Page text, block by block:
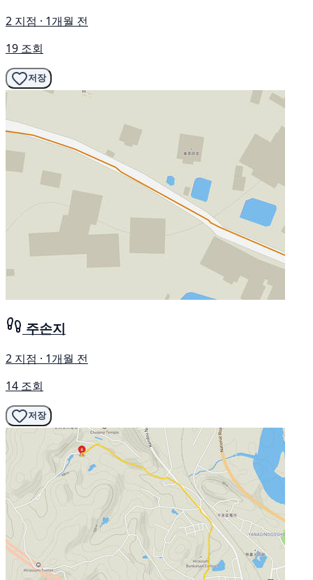
2 지점 · 1개월 전
19 조회
저장
주손지
2 지점 · 1개월 전
14 조회
저장